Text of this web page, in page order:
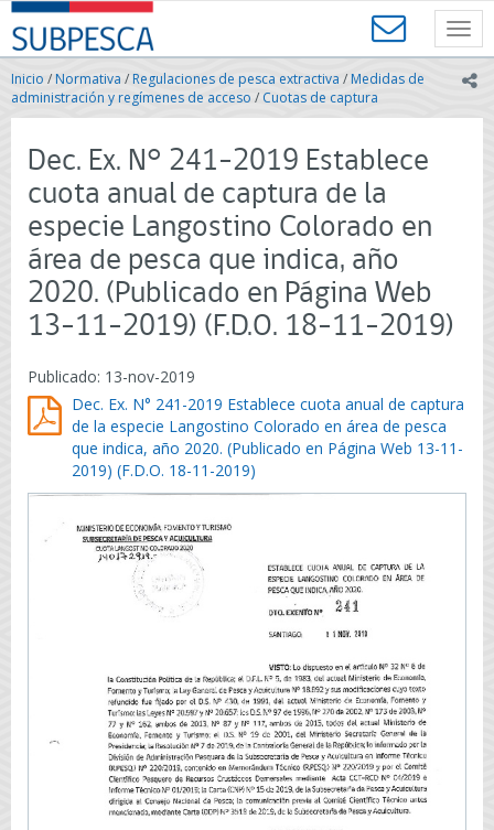
Contenido
principal
SUBPESCA
-
Subsecretaría
de
Pesca
Acuicultura
Gobierno
de
Chile
Inicio /Normativa / Regulaciones de pesca extractiva / Medidas de
administración y regímenes de acceso / Cuotas de captura
Dec. Ex. N° 241-2019 Establece
cuota anual de captura de la
especie Langostino Colorado en
área de pesca que indica, año
2020. (Publicado en Página Web
13-11-2019) (F.D.O. 18-11-2019)
Publicado: 13-nov-2019
Dec. Ex. N° 241-2019 Establece cuota anual de captura
de la especie Langostino Colorado en área de pesca
que indica, año 2020. (Publicado en Página Web 13-11-
2019) (F.D.O. 18-11-2019)